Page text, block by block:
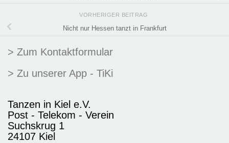
VORHERIGER BEITRAG
Nicht nur Hessen tanzt in Frankfurt
> Zum Kontaktformular
> Zu unserer App - TiKi
Tanzen in Kiel e.V.
Post - Telekom - Verein
Suchskrug 1
24107 Kiel